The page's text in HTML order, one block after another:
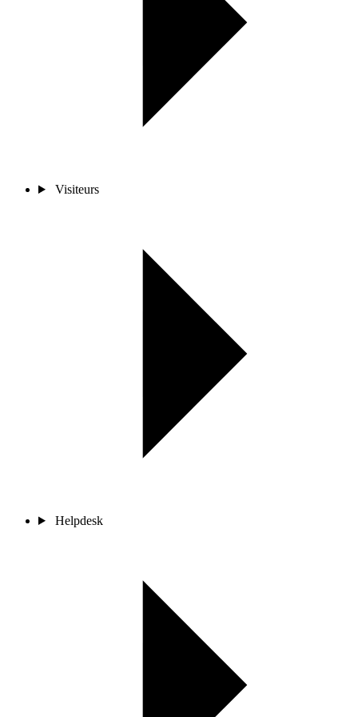
Visiteurs
Helpdesk